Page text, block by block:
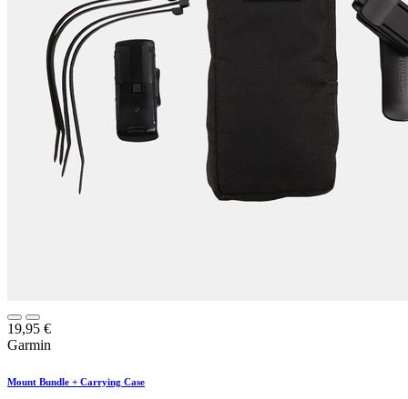
19,95 €
Garmin
Mount Bundle + Carrying Case